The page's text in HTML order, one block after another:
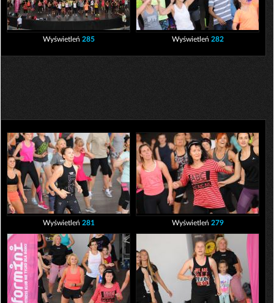
Wyświetleń 285 Wyświetleń 282
Wyświetleń 281 Wyświetleń 279